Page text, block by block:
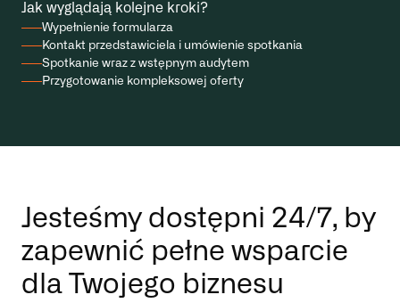
Jak wyglądają kolejne kroki?
Wypełnienie formularza
Kontakt przedstawiciela i umówienie spotkania
Spotkanie wraz z wstępnym audytem
Przygotowanie kompleksowej oferty
Jesteśmy dostępni 24/7, by
zapewnić pełne wsparcie
dla Twojego biznesu